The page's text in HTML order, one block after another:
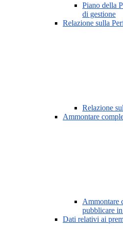
Piano della
di gestione
Relazione sulla
Relazione
Ammontare
Ammontare
pubblicare
Dati relativi ai